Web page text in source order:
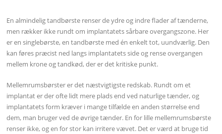
En almindelig tandbørste renser de ydre og indre flader af tænderne,
men rækker ikke rundt om implantatets sårbare overgangszone. Her
er en singlebørste, en tandbørste med én enkelt tot, uundværlig. Den
kan føres præcist ned langs implantatets side og rense overgangen
mellem krone og tandkød, der er det kritiske punkt.
Mellemrumsbørster er det næstvigtigste redskab. Rundt om et
implantat er der ofte lidt mere plads end ved naturlige tænder, og
implantatets form kræver i mange tilfælde en anden størrelse end
dem, man bruger ved de øvrige tænder. En for lille mellemrumsbørste
renser ikke, og en for stor kan irritere vævet. Det er værd at bruge tid